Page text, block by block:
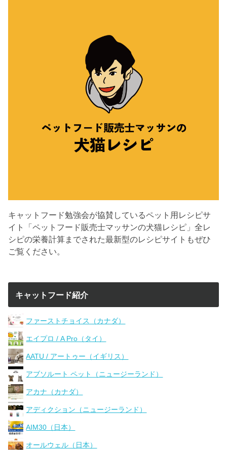
キャットフード勉強会が協賛しているペット用レシピサ
イト「ペットフード販売士マッサンの犬猫レシピ」全レ
シピの栄養計算までされた最新型のレシピサイトもぜひ
ご覧ください。
キャットフード紹介
ファーストチョイス（カナダ）
エイプロ / A Pro（タイ）
AATU / アートゥー（イギリス）
アブソルート ペット（ニュージーランド）
アカナ（カナダ）
アディクション（ニュージーランド）
AIM30（日本）
オールウェル（日本）